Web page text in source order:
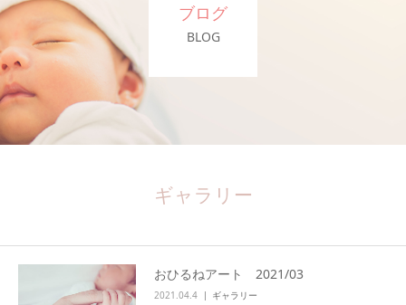
ブログ
BLOG
ギャラリー
おひるねアート 2021/03
2021.04.4 ギャラリー
出産
無痛分娩
産後
アクセス